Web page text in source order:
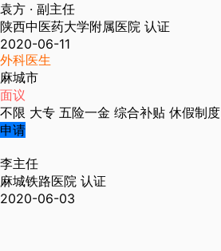
袁方 · 副主任
陕西中医药大学附属医院 认证
2020-06-11
外科医生
麻城市
面议
不限 大专 五险一金 综合补贴 休假制度
申请
李主任
麻城铁路医院 认证
2020-06-03